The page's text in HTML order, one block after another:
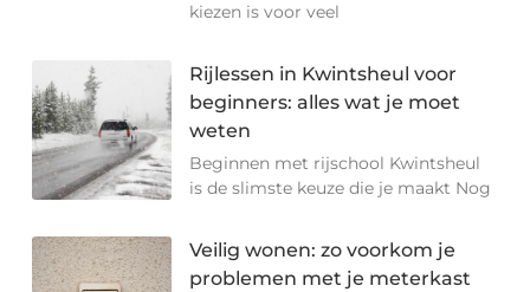
kiezen is voor veel
Rijlessen in Kwintsheul voor
beginners: alles wat je moet
weten
Beginnen met rijschool Kwintsheul
is de slimste keuze die je maakt Nog
Veilig wonen: zo voorkom je
problemen met je meterkast